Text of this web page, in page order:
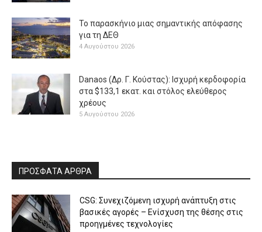
Το παρασκήνιο μιας σημαντικής απόφασης
για τη ΔΕΘ
4 Αυγούστου 2026
Danaos (Δρ. Γ. Κούστας): Ισχυρή κερδοφορία
στα $133,1 εκατ. και στόλος ελεύθερος
χρέους
5 Αυγούστου 2026
ΠΡΟΣΦΑΤΑ ΑΡΘΡΑ
CSG: Συνεχιζόμενη ισχυρή ανάπτυξη στις
βασικές αγορές – Ενίσχυση της θέσης στις
προηγμένες τεχνολογίες